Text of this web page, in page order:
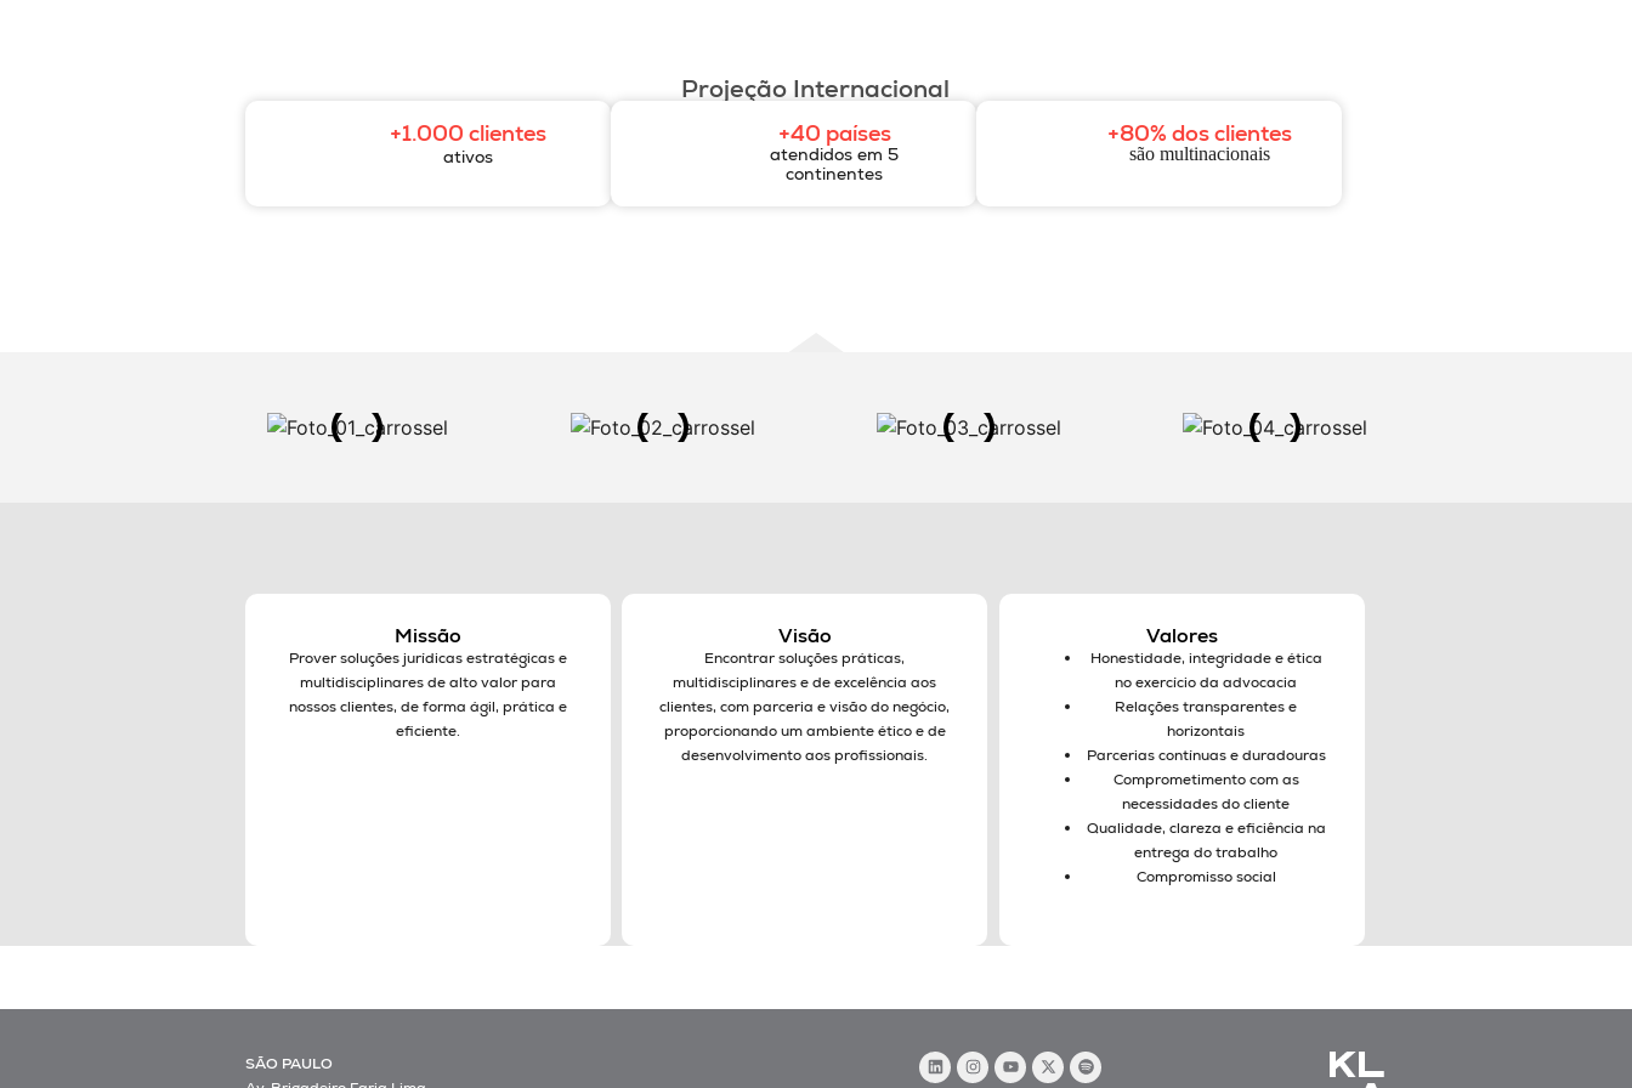
Projeção Internacional
+1.000 clientes
ativos
+40 países
atendidos em 5
continentes
+80% dos clientes
são multinacionais
Missão
Prover soluções jurídicas estratégicas e
multidisciplinares de alto valor para
nossos clientes, de forma ágil, prática e
eficiente.
Visão
Encontrar soluções práticas,
multidisciplinares e de excelência aos
clientes, com parceria e visão do negócio,
proporcionando um ambiente ético e de
desenvolvimento aos profissionais.
Valores
Honestidade, integridade e ética
no exercício da advocacia
Relações transparentes e
horizontais
Parcerias contínuas e duradouras
Comprometimento com as
necessidades do cliente
Qualidade, clareza e eficiência na
entrega do trabalho
Compromisso social
SÃO PAULO